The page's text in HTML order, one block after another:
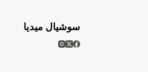
سوشيال ميديا